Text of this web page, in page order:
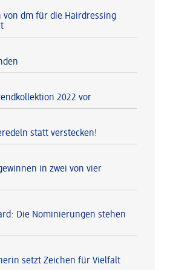
von dm für die Hairdressing
2022 vor
statt verstecken!
in zwei von vier
Die Nominierungen stehen
setzt Zeichen für Vielfalt